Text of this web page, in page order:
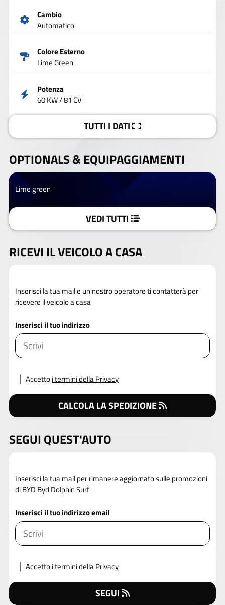
Cambio
Automatico
Colore Esterno
Lime Green
Potenza
60 KW / 81 CV
TUTTI I DATI
OPTIONALS &EQUIPAGGIAMENTI
Lime green
VEDI TUTTI
RICEVI IL VEICOLO A CASA
Inserisci la tua mail e un nostro operatore ti contatterà per
ricevere il veicolo a casa
Inserisci il tuo indirizzo
Accettoi termini della Privacy
CALCOLA LA SPEDIZIONE
SEGUI QUEST'AUTO
Inserisci la tua mail per rimanere aggiornato sulle promozioni
di BYD Byd Dolphin Surf
Inserisci il tuo indirizzo email
Accettoi termini della Privacy
SEGUI